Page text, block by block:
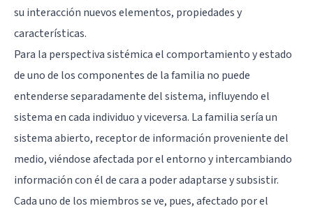
su interacción nuevos elementos, propiedades y
características.
Para la perspectiva sistémica el comportamiento y estado
de uno de los componentes de la familia no puede
entenderse separadamente del sistema, influyendo el
sistema en cada individuo y viceversa. La familia sería un
sistema abierto, receptor de información proveniente del
medio, viéndose afectada por el entorno y intercambiando
información con él de cara a poder adaptarse y subsistir.
Cada uno de los miembros se ve, pues, afectado por el